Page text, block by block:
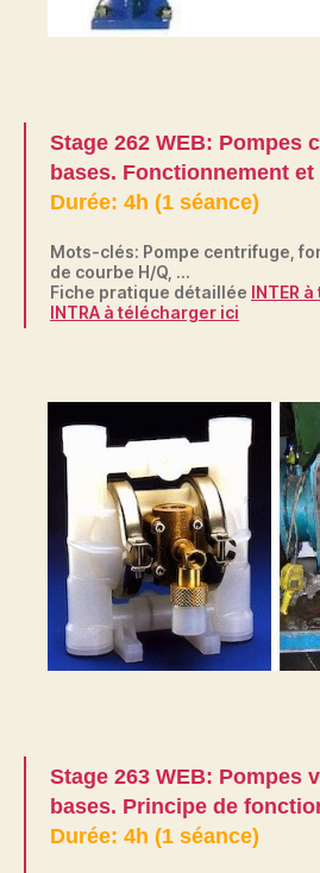
Stage 262 WEB: Pompes
bases. Fonctionnement
Durée: 4h (1 séance)
Mots-clés: Pompe centrifuge,
de courbe H/Q, …
Fiche pratique détaillée INTER
INTRA à télécharger ici
Stage 263 WEB: Pompes
bases. Principe de
Durée: 4h (1 séance)